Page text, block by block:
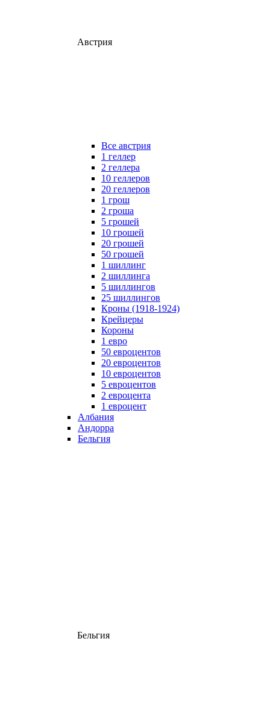
Австрия
Все австрия
1 геллер
2 геллера
10 геллеров
20 геллеров
1 грош
2 гроша
5 грошей
10 грошей
20 грошей
50 грошей
1 шиллинг
2 шиллинга
5 шиллингов
25 шиллингов
Кроны (1918-1924)
Крейцеры
Короны
1 евро
50 евроцентов
20 евроцентов
10 евроцентов
5 евроцентов
2 евроцента
1 евроцент
Албания
Андорра
Бельгия
Бельгия